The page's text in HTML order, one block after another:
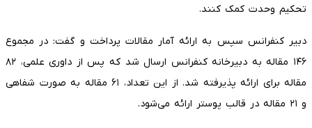
تحکیم وحدت کمک کنند.
دبیر کنفرانس سپس به ارائه آمار مقالات پرداخت و گفت: در مجموع
۱۴۶ مقاله به دبیرخانه کنفرانس ارسال شد که پس از داوری علمی، ۸۲
مقاله برای ارائه پذیرفته شد. از این تعداد، ۶۱ مقاله به صورت شفاهی
و ۲۱ مقاله در قالب پوستر ارائه می‌شود.